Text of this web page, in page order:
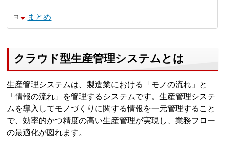
まとめ
クラウド型生産管理システムとは
生産管理システムは、製造業における「モノの流れ」と
「情報の流れ」を管理するシステムです。生産管理システ
ムを導入してモノづくりに関する情報を一元管理すること
で、効率的かつ精度の高い生産管理が実現し、業務フロー
の最適化が図れます。